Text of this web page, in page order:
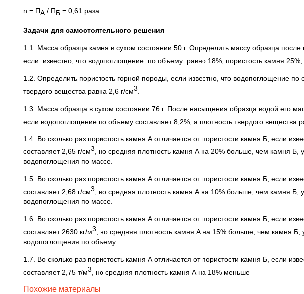
n = ПА / ПБ = 0,61 раза.
Задачи для самостоятельного решения
1.1. Масса образца камня в сухом состоянии 50 г. Определить массу образца
если известно, что водопоглощение по объему равно 18%, пористость камня 25%,
1.2. Определить пористость горной породы, если известно, что водопоглощение
твердого вещества равна 2,6 г/см3
1.3. Масса образца в сухом состоянии 76 г. После насыщения образца водой его
если водопоглощение по объему составляет 8,2%, а плотность твердого вещества
1.4. Во сколько раз пористость камня А отличается от пористости камня Б, если
составляет 2,65 г/см3 , но средняя плотность камня А на 20% больше, чем камня
водопоглощения по массе.
1.5. Во сколько раз пористость камня А отличается от пористости камня Б, если
составляет 2,68 г/см3 , но средняя плотность камня А на 10% больше, чем камня
водопоглощения по массе.
1.6. Во сколько раз пористость камня А отличается от пористости камня Б, если
составляет 2630 кг/м3 , но средняя плотность камня А на 15% больше, чем камня
водопоглощения по объему.
1.7. Во сколько раз пористость камня А отличается от пористости камня Б, если
составляет 2,75 т/м3 , но средняя плотность камня А на 18% меньше
Похожие материалы